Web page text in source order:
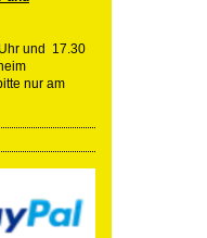
und 17.30
nur am